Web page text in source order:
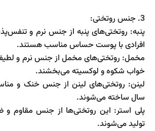
3. جنس روتختی:
پنبه: روتختی‌های پنبه از جنس نرم و
افرادی با پوست حساس مناسب هستند.
مخمل: روتختی‌های مخمل از جنس نرم و
خواب شکوه و لوکسیته می‌بخشند.
لینن: روتختی‌های لینن از جنس خنک و
سال ساخته می‌شوند.
پلی استر: این روتختی‌ها از جنس مقاوم
تولید می‌شوند.